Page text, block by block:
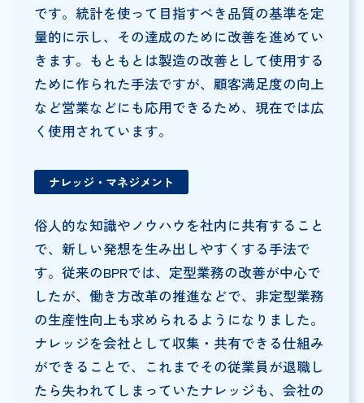
です。統計を使って目指すべき品質の基準を定
量的に示し、その達成のために改善を進めてい
きます。もともとは製造の改善として使用する
ために作られた手法ですが、顧客満足度の向上
など営業などにも応用できるため、現在では広
く使用されています。
ナレッジ・マネジメント
俗人的な知識やノウハウを社内に共有すること
で、新しい発想を生み出しやすくする手法で
す。従来のBPRでは、定型業務の改善が中心で
したが、働き方改革の推進などで、非定型業務
の生産性向上も求められるようになりました。
ナレッジを会社として収集・共有できる仕組み
ができることで、これまでその従業員が退職し
たら失われてしまっていたナレッジも、会社の